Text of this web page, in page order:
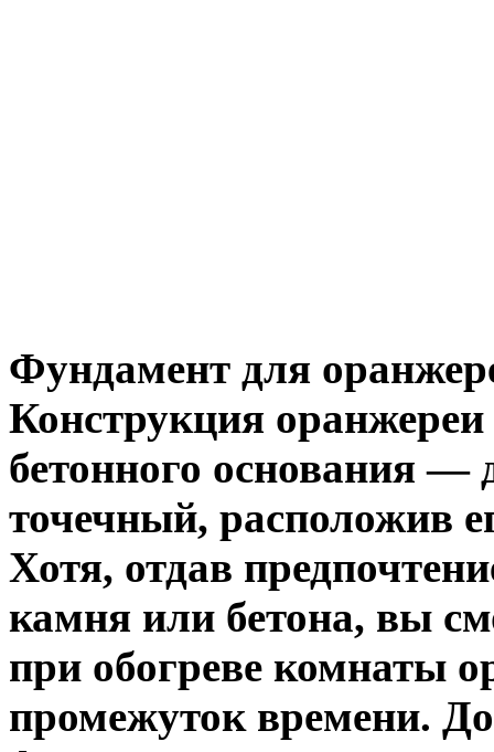
Фундамент для
Конструкция оранжереи
бетонного основания —
точечный, расположив
Хотя, отдав
камня или бетона, вы
при обогреве комнаты
промежуток времени.